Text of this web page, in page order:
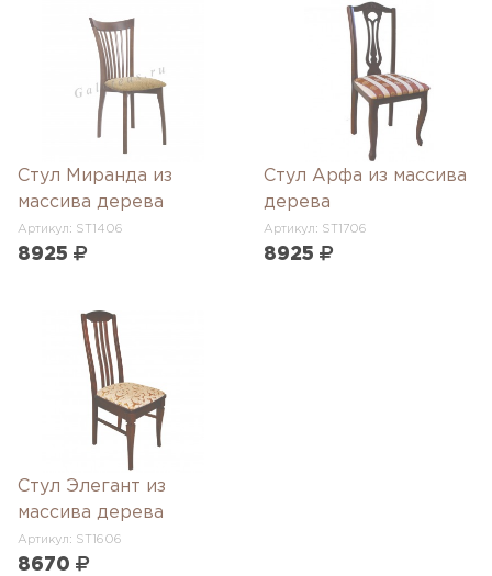
Стул Миранда из
массива дерева
Артикул: ST1406
8925
Стул Арфа из массива
дерева
Артикул: ST1706
8925
Стул Элегант из
массива дерева
Артикул: ST1606
8670